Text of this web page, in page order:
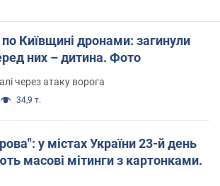
Київщині дронами: загинули
них – дитина. Фото
через атаку ворога
34,9 т.
у містах України 23-й день
масові мітинги з картонками.